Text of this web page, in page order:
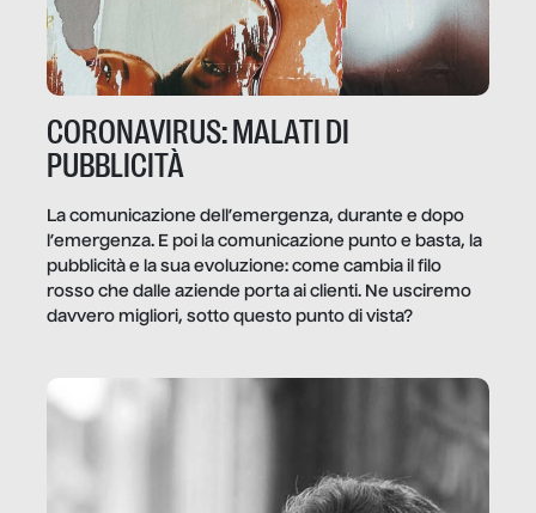
CORONAVIRUS: MALATI DI
PUBBLICITÀ
La comunicazione dell’emergenza, durante e dopo
l’emergenza. E poi la comunicazione punto e basta, la
pubblicità e la sua evoluzione: come cambia il filo
rosso che dalle aziende porta ai clienti. Ne usciremo
davvero migliori, sotto questo punto di vista?